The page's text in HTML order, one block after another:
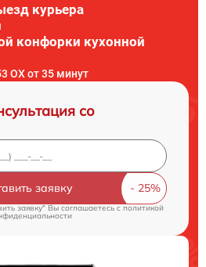
курьера
конфорки кухонной
OX от 35 минут
со
заявку
заявку" Вы соглашаетесь c политикой